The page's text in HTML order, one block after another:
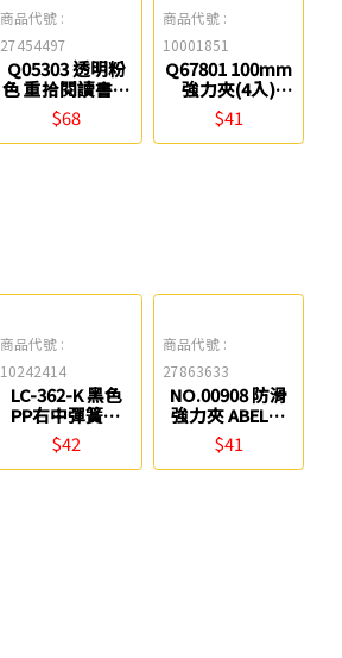
商品代號 :
27454497
Q05303 透明粉
色 重拾閱讀書夾
ABEL力大牌
$68
商品代號 :
10001851
Q67801 100mm
強力夾(4入)
ABEL
$41
商品代號 :
10242414
LC-362-K 黑色
PP右中彈簧夾
(KU色系) LAN
CHYN連勤牌
$42
商品代號 :
27863633
NO.00908 防滑
強力夾 ABEL力
大
$41